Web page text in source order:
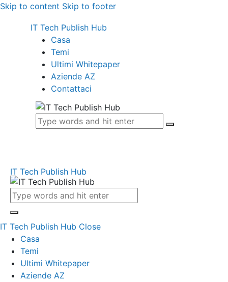
Skip to content Skip to footer
IT Tech Publish Hub
Casa
Temi
Ultimi Whitepaper
Aziende AZ
Contattaci
IT Tech Publish Hub
IT Tech Publish Hub Close
Casa
Temi
Ultimi Whitepaper
Aziende AZ